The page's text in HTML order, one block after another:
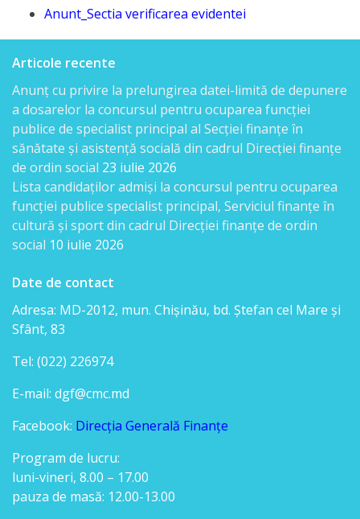
Rapoarte
de
activitate
Bugetul
DGF
Transparența
salarizării
conducerii
DGF
Achiziții
publice
Monitoring
Declarații
Legislație
Anunt_Sectia verificarea evidentei
Articole recente
Anunț cu privire la prelungirea datei-limită de depunere
a dosarelor la concursul pentru ocuparea funcției
publice de specialist principal al Secției finanțe în
sănătate și asistență socială din cadrul Direcției finanțe
de ordin social 23 iulie 2026
Lista candidaţilor admişi la concursul pentru ocuparea
funcției publice specialist principal, Serviciul finanțe în
cultură și sport din cadrul Direcției finanțe de ordin
social 10 iulie 2026
Date de contact
Adresa: MD-2012, mun. Chişinău, bd. Ştefan cel Mare şi
Sfânt, 83
Tel: (022) 226974
E-mail: dgf@cmc.md
Facebook: Direcția Generală Finanțe
Program de lucru:
luni-vineri, 8.00 – 17.00
pauza de masă: 12.00-13.00